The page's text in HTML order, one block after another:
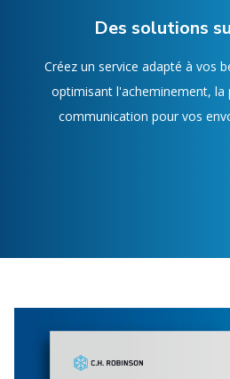
Des solutions
Créez un service adapté à vos
optimisant l'acheminement,
communication pour vos